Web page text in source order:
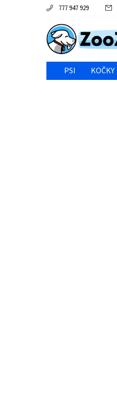
777 947 929
PSI KOČKY